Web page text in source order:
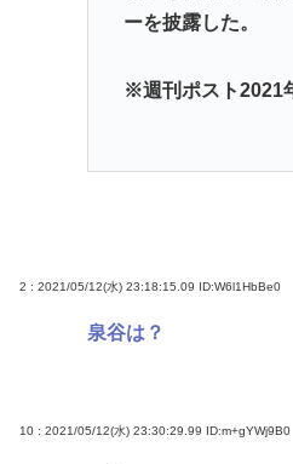
ーを披露した。
※週刊ポスト2021
2 : 2021/05/12(水) 23:18:15.09 ID:W6l1HbBe0
泉谷は？
10 : 2021/05/12(水) 23:30:29.99 ID:m+gYWj9B0